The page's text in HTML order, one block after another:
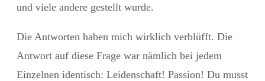
und viele andere gestellt wurde.
Die Antworten haben mich wirklich verblüfft. Die
Antwort auf diese Frage war nämlich bei jedem
Einzelnen identisch: Leidenschaft! Passion! Du musst